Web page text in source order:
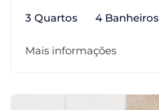
3 Quartos 4 Banheiros
Mais informações